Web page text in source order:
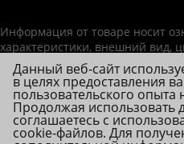
Информация от товаре носит
характеристики, внешний вид,
изменены производителем без
ИП Фролова А. В., ОГРНИП
© 2026 Steel-Gun (Стил Ган) - оптовый
товаров для страйкбола и туризма.
Данный веб-сайт
в целях предоставления
пользовательского опыта
Продолжая использовать
соглашаетесь с
cookie-файлов. Для